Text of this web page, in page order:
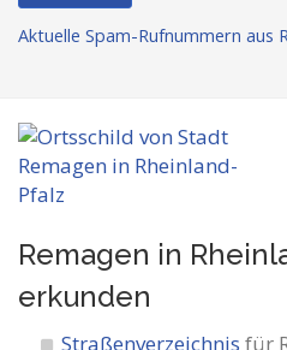
Aktuelle Spam-Rufnummern aus
Remagen in
erkunden
Straßenverzeichnis für